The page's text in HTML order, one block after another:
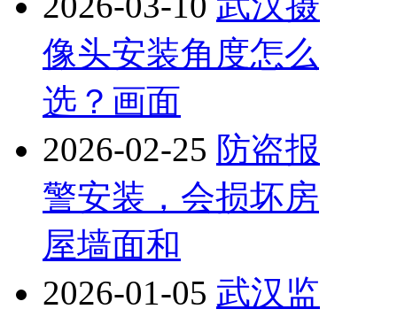
像头安装角度怎么
选？画面
2026-02-25 防盗报
警安装，会损坏房
屋墙面和
2026-01-05 武汉监